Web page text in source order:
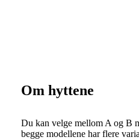
Om hyttene
Du kan velge mellom A og B
begge modellene har flere